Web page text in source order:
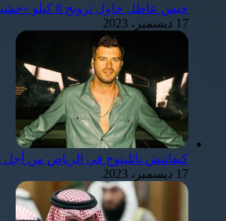
حبس عاطل حاول ترويج 8 كيلو «حشيش» في الإسكندرية
17 ديسمبر، 2023
كيفانتش تاتليتوج في الرياض من أجل Middle Beast
17 ديسمبر، 2023